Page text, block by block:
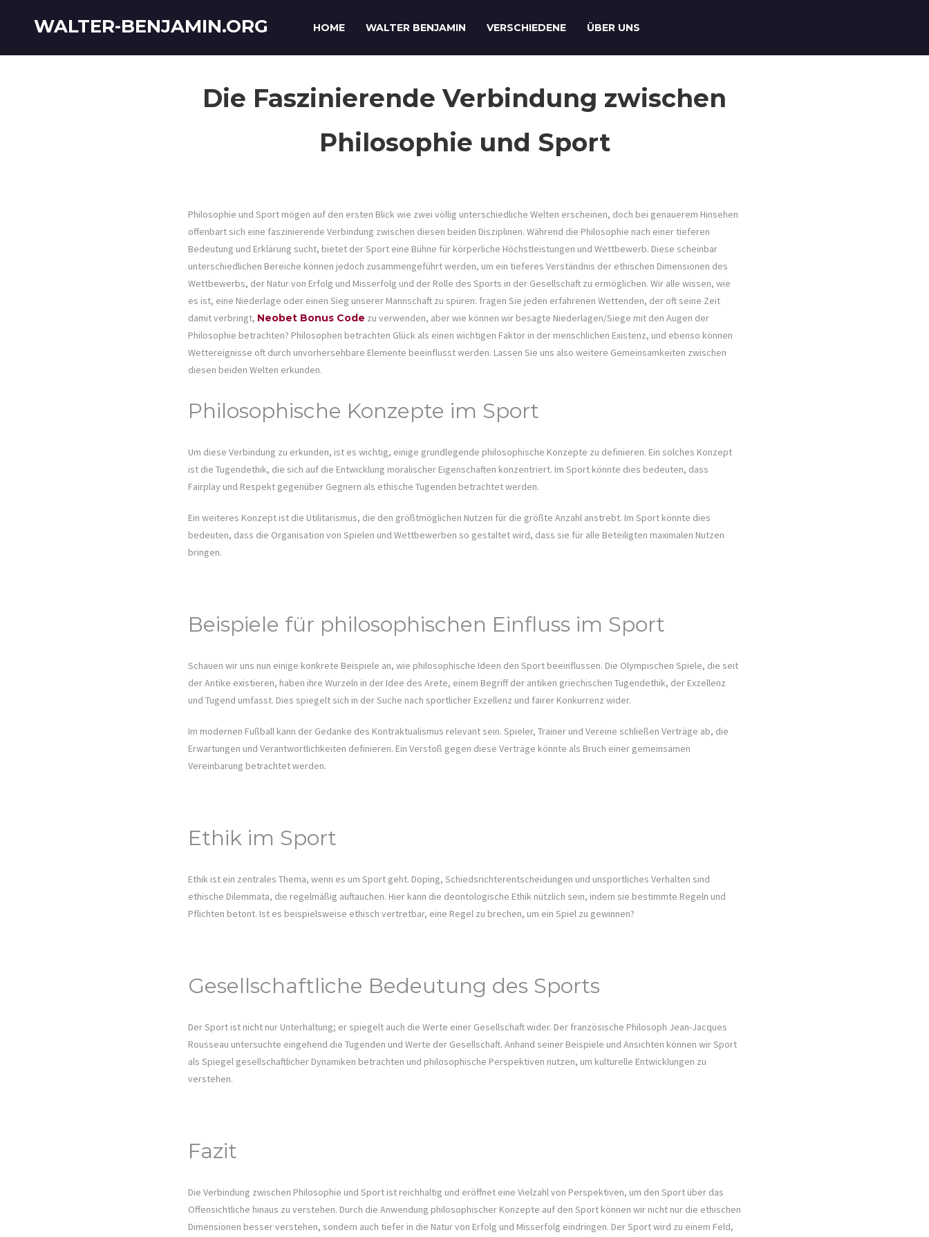
WALTER-BENJAMIN.ORG HOME WALTER BENJAMIN VERSCHIEDENE ÜBER UNS
Die Faszinierende Verbindung zwischen
Philosophie und Sport
Philosophie und Sport mögen auf den ersten Blick wie zwei völlig unterschiedliche Welten erscheinen, doch bei genauerem Hinsehen
offenbart sich eine faszinierende Verbindung zwischen diesen beiden Disziplinen. Während die Philosophie nach einer tieferen
Bedeutung und Erklärung sucht, bietet der Sport eine Bühne für körperliche Höchstleistungen und Wettbewerb. Diese scheinbar
unterschiedlichen Bereiche können jedoch zusammengeführt werden, um ein tieferes Verständnis der ethischen Dimensionen des
Wettbewerbs, der Natur von Erfolg und Misserfolg und der Rolle des Sports in der Gesellschaft zu ermöglichen. Wir alle wissen, wie
es ist, eine Niederlage oder einen Sieg unserer Mannschaft zu spüren: fragen Sie jeden erfahrenen Wettenden, der oft seine Zeit
damit verbringt, Neobet Bonus Code zu verwenden, aber wie können wir besagte Niederlagen/Siege mit den Augen der
Philosophie betrachten? Philosophen betrachten Glück als einen wichtigen Faktor in der menschlichen Existenz, und ebenso können
Wettereignisse oft durch unvorhersehbare Elemente beeinflusst werden. Lassen Sie uns also weitere Gemeinsamkeiten zwischen
diesen beiden Welten erkunden.
Philosophische Konzepte im Sport
Um diese Verbindung zu erkunden, ist es wichtig, einige grundlegende philosophische Konzepte zu definieren. Ein solches Konzept
ist die Tugendethik, die sich auf die Entwicklung moralischer Eigenschaften konzentriert. Im Sport könnte dies bedeuten, dass
Fairplay und Respekt gegenüber Gegnern als ethische Tugenden betrachtet werden.
Ein weiteres Konzept ist die Utilitarismus, die den größtmöglichen Nutzen für die größte Anzahl anstrebt. Im Sport könnte dies
bedeuten, dass die Organisation von Spielen und Wettbewerben so gestaltet wird, dass sie für alle Beteiligten maximalen Nutzen
bringen.
Beispiele für philosophischen Einfluss im Sport
Schauen wir uns nun einige konkrete Beispiele an, wie philosophische Ideen den Sport beeinflussen. Die Olympischen Spiele, die seit
der Antike existieren, haben ihre Wurzeln in der Idee des Arete, einem Begriff der antiken griechischen Tugendethik, der Exzellenz
und Tugend umfasst. Dies spiegelt sich in der Suche nach sportlicher Exzellenz und fairer Konkurrenz wider.
Im modernen Fußball kann der Gedanke des Kontraktualismus relevant sein. Spieler, Trainer und Vereine schließen Verträge ab, die
Erwartungen und Verantwortlichkeiten definieren. Ein Verstoß gegen diese Verträge könnte als Bruch einer gemeinsamen
Vereinbarung betrachtet werden.
Ethik im Sport
Ethik ist ein zentrales Thema, wenn es um Sport geht. Doping, Schiedsrichterentscheidungen und unsportliches Verhalten sind
ethische Dilemmata, die regelmäßig auftauchen. Hier kann die deontologische Ethik nützlich sein, indem sie bestimmte Regeln und
Pflichten betont. Ist es beispielsweise ethisch vertretbar, eine Regel zu brechen, um ein Spiel zu gewinnen?
Gesellschaftliche Bedeutung des Sports
Der Sport ist nicht nur Unterhaltung; er spiegelt auch die Werte einer Gesellschaft wider. Der französische Philosoph Jean-Jacques
Rousseau untersuchte eingehend die Tugenden und Werte der Gesellschaft. Anhand seiner Beispiele und Ansichten können wir Sport
als Spiegel gesellschaftlicher Dynamiken betrachten und philosophische Perspektiven nutzen, um kulturelle Entwicklungen zu
verstehen.
Fazit
Die Verbindung zwischen Philosophie und Sport ist reichhaltig und eröffnet eine Vielzahl von Perspektiven, um den Sport über das
Offensichtliche hinaus zu verstehen. Durch die Anwendung philosophischer Konzepte auf den Sport können wir nicht nur die ethischen
Dimensionen besser verstehen, sondern auch tiefer in die Natur von Erfolg und Misserfolg eindringen. Der Sport wird zu einem Feld,